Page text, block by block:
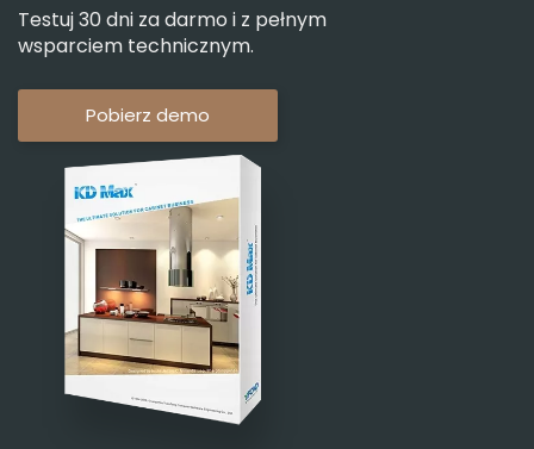
Testuj 30 dni za darmo i z pełnym
wsparciem technicznym.
Pobierz demo